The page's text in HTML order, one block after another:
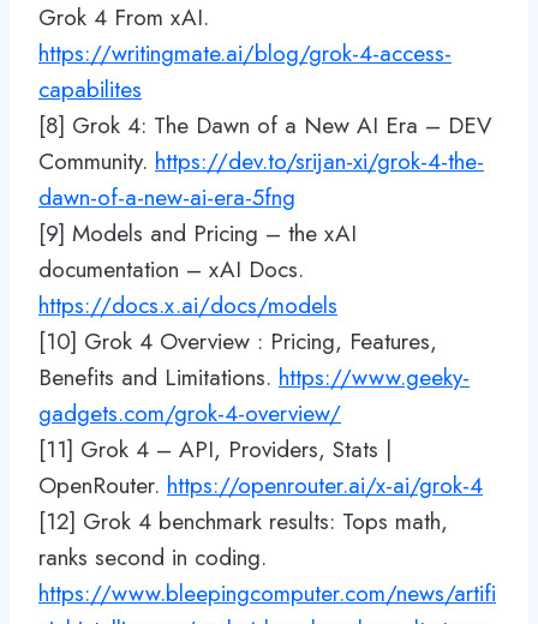
Grok 4 From xAI.
https://writingmate.ai/blog/grok-4-access-
capabilites
[8] Grok 4: The Dawn of a New AI Era – DEV
Community. https://dev.to/srijan-xi/grok-4-the-
dawn-of-a-new-ai-era-5fng
[9] Models and Pricing – the xAI
documentation – xAI Docs.
https://docs.x.ai/docs/models
[10] Grok 4 Overview : Pricing, Features,
Benefits and Limitations. https://www.geeky-
gadgets.com/grok-4-overview/
[11] Grok 4 – API, Providers, Stats |
OpenRouter. https://openrouter.ai/x-ai/grok-4
[12] Grok 4 benchmark results: Tops math,
ranks second in coding.
https://www.bleepingcomputer.com/news/artifi